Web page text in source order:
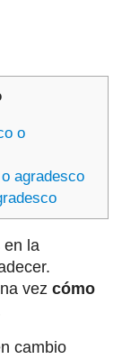
o
agradesco
en la
vez cómo
cambio